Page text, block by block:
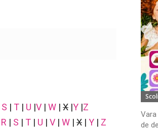
S | T | U |V | W | X |Y |Z
R | S | T | U | V | W | X | Y | Z
de